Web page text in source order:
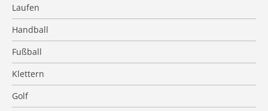
Laufen
Handball
Fußball
Klettern
Golf